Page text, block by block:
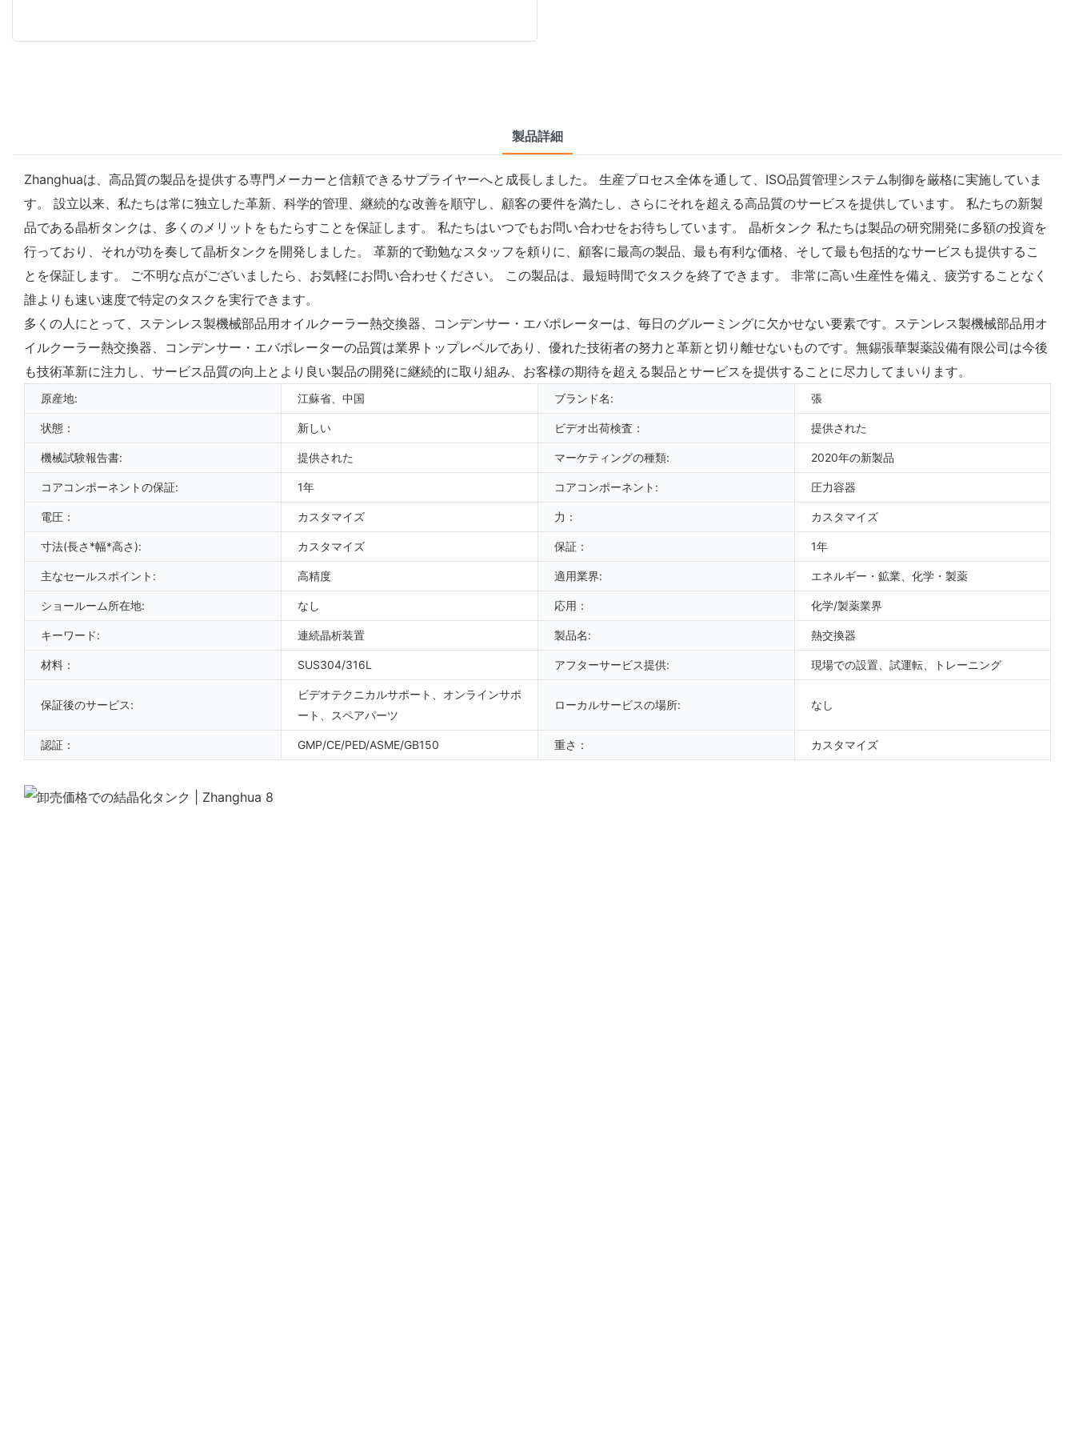
製品詳細
Zhanghuaは、高品質の製品を提供する専門メーカーと信頼できるサプライヤーへと成長しました。 生産プロセス全体を通して、ISO品質管理システム制御を厳格に実施していま
す。 設立以来、私たちは常に独立した革新、科学的管理、継続的な改善を順守し、顧客の要件を満たし、さらにそれを超える高品質のサービスを提供しています。 私たちの新製
品である晶析タンクは、多くのメリットをもたらすことを保証します。 私たちはいつでもお問い合わせをお待ちしています。 晶析タンク 私たちは製品の研究開発に多額の投資を
行っており、それが功を奏して晶析タンクを開発しました。 革新的で勤勉なスタッフを頼りに、顧客に最高の製品、最も有利な価格、そして最も包括的なサービスも提供するこ
とを保証します。 ご不明な点がございましたら、お気軽にお問い合わせください。 この製品は、最短時間でタスクを終了できます。 非常に高い生産性を備え、疲労することなく
誰よりも速い速度で特定のタスクを実行できます。
多くの人にとって、ステンレス製機械部品用オイルクーラー熱交換器、コンデンサー・エバポレーターは、毎日のグルーミングに欠かせない要素です。ステンレス製機械部品用オ
イルクーラー熱交換器、コンデンサー・エバポレーターの品質は業界トップレベルであり、優れた技術者の努力と革新と切り離せないものです。無錫張華製薬設備有限公司は今後
も技術革新に注力し、サービス品質の向上とより良い製品の開発に継続的に取り組み、お客様の期待を超える製品とサービスを提供することに尽力してまいります。
原産地: 江蘇省、中国 ブランド名: 張
状態： 新しい ビデオ出荷検査： 提供された
機械試験報告書: 提供された マーケティングの種類: 2020年の新製品
コアコンポーネントの保証: 1年 コアコンポーネント: 圧力容器
電圧： カスタマイズ 力： カスタマイズ
寸法(長さ*幅*高さ): カスタマイズ 保証： 1年
主なセールスポイント: 高精度 適用業界: エネルギー・鉱業、化学・製薬
ショールーム所在地: なし 応用： 化学/製薬業界
キーワード: 連続晶析装置 製品名: 熱交換器
材料： SUS304/316L アフターサービス提供: 現場での設置、試運転、トレーニング
保証後のサービス:
ビデオテクニカルサポート、オンラインサポ
ート、スペアパーツ
ローカルサービスの場所: なし
認証： GMP/CE/PED/ASME/GB150 重さ： カスタマイズ